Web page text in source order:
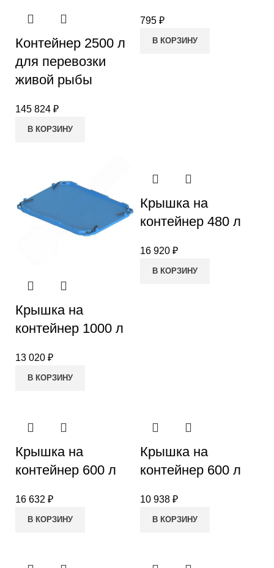
Контейнер 2500 л
для перевозки
живой рыбы
145 824 ₽
В КОРЗИНУ
795 ₽
В КОРЗИНУ
Крышка на
контейнер 1000 л
13 020 ₽
В КОРЗИНУ
Крышка на
контейнер 480 л
16 920 ₽
В КОРЗИНУ
Крышка на
контейнер 600 л
16 632 ₽
В КОРЗИНУ
Крышка на
контейнер 600 л
10 938 ₽
В КОРЗИНУ